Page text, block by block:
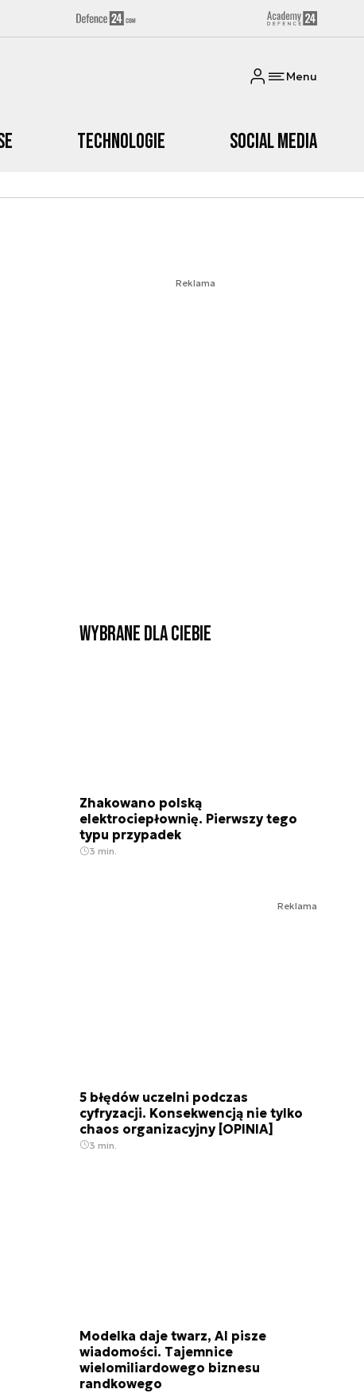
Menu
Technologie Social media
Reklama
Wybrane dla Ciebie
Zhakowano polską
elektrociepłownię. Pierwszy tego
typu przypadek
3 min.
Reklama
5 błędów uczelni podczas
cyfryzacji. Konsekwencją nie tylko
chaos organizacyjny [OPINIA]
3 min.
Modelka daje twarz, AI pisze
wiadomości. Tajemnice
wielomiliardowego biznesu
randkowego